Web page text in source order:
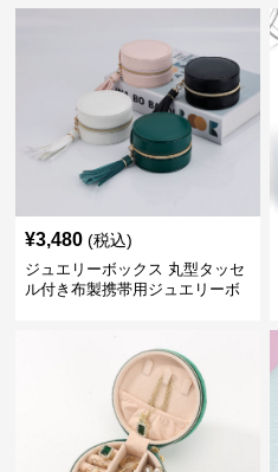
¥3,480 (税込)
ジュエリーボックス 丸型タッセ
ル付き布製携帯用ジュエリーボ